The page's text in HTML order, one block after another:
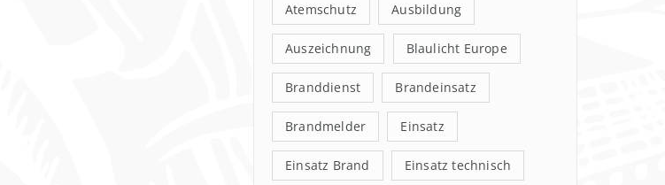
Atemschutz Ausbildung
Auszeichnung Blaulicht Europe
Branddienst Brandeinsatz
Brandmelder Einsatz
Einsatz Brand Einsatz technisch